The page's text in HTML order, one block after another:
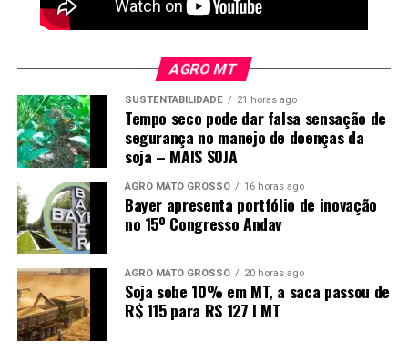
AGRO MT
SUSTENTABILIDADE 21 horas ago
Tempo seco pode dar falsa sensação de
segurança no manejo de doenças da
soja – MAIS SOJA
AGRO MATO GROSSO 16 horas ago
Bayer apresenta portfólio de inovação
no 15º Congresso Andav
AGRO MATO GROSSO 20 horas ago
Soja sobe 10% em MT, a saca passou de
R$ 115 para R$ 127 I MT